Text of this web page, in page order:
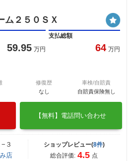
ム２５０ＳＸ
59.95 万円
支払総額
64 万円
修復歴
なし
車検/自賠責
自賠責保険無し
【無料】電話問い合わせ
３
店
ショップレビュー(8件)
総合評価: 4.5 点